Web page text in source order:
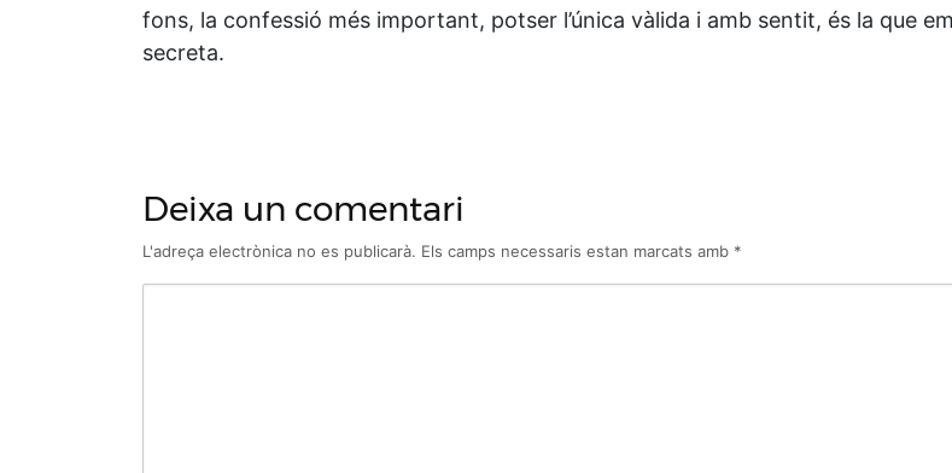
fons, la confessió més important, potser l’única vàlida i amb sentit, és la que
secreta.
Deixa un comentari
L'adreça electrònica no es publicarà. Els camps necessaris estan marcats amb *